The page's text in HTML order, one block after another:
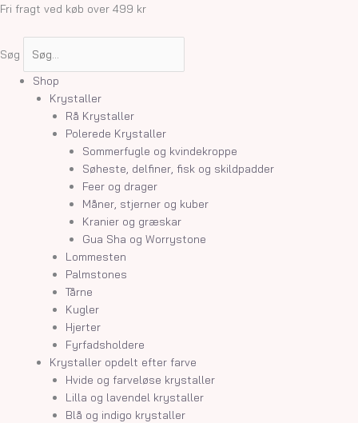
Gå
Fri fragt ved køb over 499 kr
Søg
Shop
Krystaller
Rå Krystaller
Polerede Krystaller
Sommerfugle og kvindekroppe
Søheste, delfiner, fisk og skildpadder
Feer og drager
Måner, stjerner og kuber
Kranier og græskar
Gua Sha og Worrystone
Lommesten
Palmstones
Tårne
Kugler
Hjerter
Fyrfadsholdere
Krystaller opdelt efter farve
Hvide og farveløse krystaller
Lilla og lavendel krystaller
Blå og indigo krystaller